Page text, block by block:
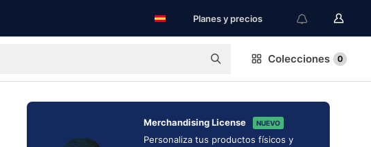
Planes y precios
Colecciones 0
Merchandising License NUEVO
Personaliza tus productos físicos y